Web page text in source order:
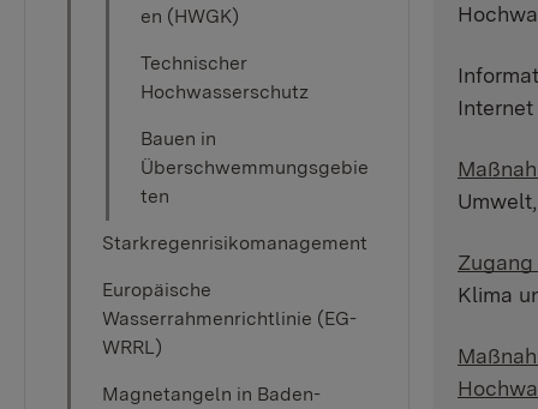
en (HWGK)
Technischer
Hochwasserschutz
Bauen in
Überschwemmungsgebie
ten
Starkregenrisikomanagement
Europäische
Wasserrahmenrichtlinie (EG-
WRRL)
Magnetangeln in Baden-
Klima